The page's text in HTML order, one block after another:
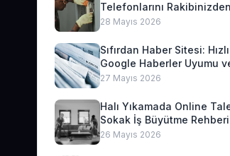
Telefonlarını
28 Mayıs 2026
Sıfırdan Haber Sitesi: Hızlı
Google Haberler Uyumu
Geliri
27 Mayıs 2026
Halı Yıkamada Online
Sokak İş Büyütme Rehberi
26 Mayıs 2026